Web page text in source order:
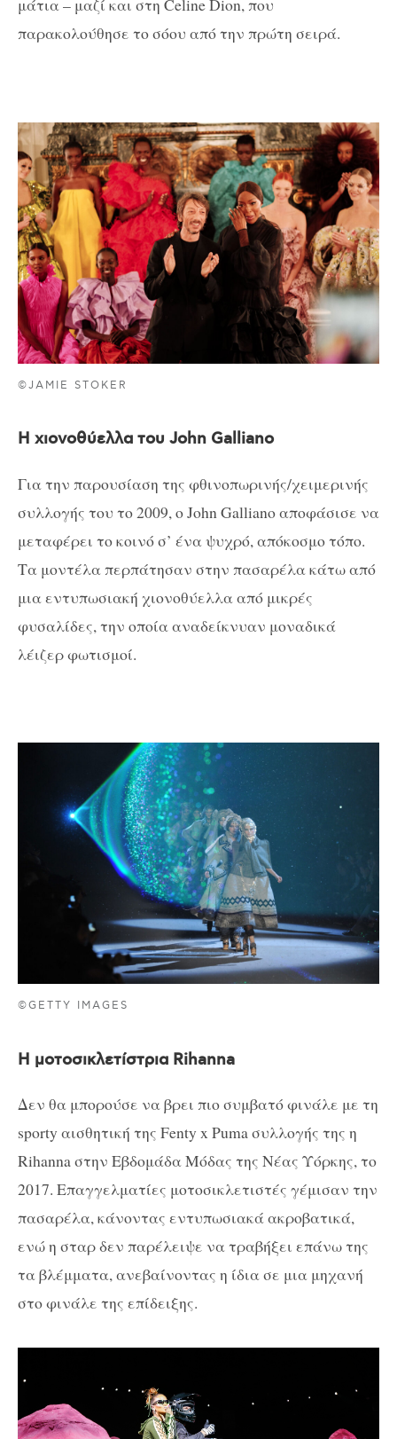
μάτια – μαζί και στη Celine Dion, που
παρακολούθησε το σόου από την πρώτη σειρά.
©JAMIE STOKER
Η χιονοθύελλα του John Galliano
Για την παρουσίαση της φθινοπωρινής/χειμερινής
συλλογής του το 2009, ο John Galliano αποφάσισε να
μεταφέρει το κοινό σ’ ένα ψυχρό, απόκοσμο τόπο.
Τα μοντέλα περπάτησαν στην πασαρέλα κάτω από
μια εντυπωσιακή χιονοθύελλα από μικρές
φυσαλίδες, την οποία αναδείκνυαν μοναδικά
λέιζερ φωτισμοί.
©GETTY IMAGES
Η μοτοσικλετίστρια Rihanna
Δεν θα μπορούσε να βρει πιο συμβατό φινάλε με τη
sporty αισθητική της Fenty x Puma συλλογής της η
Rihanna στην Εβδομάδα Μόδας της Νέας Υόρκης, το
2017. Επαγγελματίες μοτοσικλετιστές γέμισαν την
πασαρέλα, κάνοντας εντυπωσιακά ακροβατικά,
ενώ η σταρ δεν παρέλειψε να τραβήξει επάνω της
τα βλέμματα, ανεβαίνοντας η ίδια σε μια μηχανή
στο φινάλε της επίδειξης.